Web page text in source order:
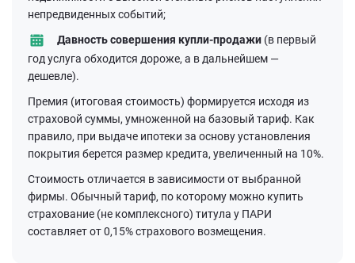
непредвиденных событий;
Давность совершения купли-продажи (в первый
год услуга обходится дороже, а в дальнейшем —
дешевле).
Премия (итоговая стоимость) формируется исходя из
страховой суммы, умноженной на базовый тариф. Как
правило, при выдаче ипотеки за основу установления
покрытия берется размер кредита, увеличенный на 10%.
Стоимость отличается в зависимости от выбранной
фирмы. Обычный тариф, по которому можно купить
страхование (не комплексного) титула у ПАРИ
составляет от 0,15% страхового возмещения.